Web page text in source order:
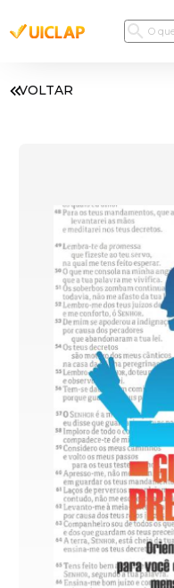
VOLTAR